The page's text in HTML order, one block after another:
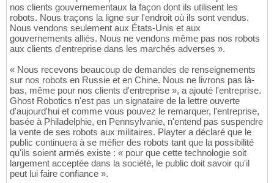
nos clients gouvernementaux la façon dont ils utilisent les
robots. Nous traçons la ligne sur l'endroit où ils sont vendus.
Nous vendons seulement aux États-Unis et aux
gouvernements alliés. Nous ne vendons même pas nos robots
aux clients d'entreprise dans les marchés adverses ».
« Nous recevons beaucoup de demandes de renseignements
sur nos robots en Russie et en Chine. Nous ne livrons pas là-
bas, même pour nos clients d'entreprise », a ajouté l'entreprise.
Ghost Robotics n'est pas un signataire de la lettre ouverte
d'aujourd'hui et comme vous pouvez le remarquer, l'entreprise,
basée à Philadelphie, en Pennsylvanie, n'entend pas suspendre
la vente de ses robots aux militaires. Playter a déclaré que le
public continuera à se méfier des robots tant que la possibilité
qu'ils soient armés existe : « pour que cette technologie soit
largement acceptée dans la société, le public doit savoir qu'il
peut lui faire confiance ».